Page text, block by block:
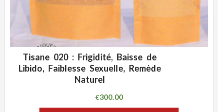
ADD WISHLIST
Tisane 020 : Frigidité, Baisse de
Libido, Faiblesse Sexuelle, Remède
Naturel
€300.00